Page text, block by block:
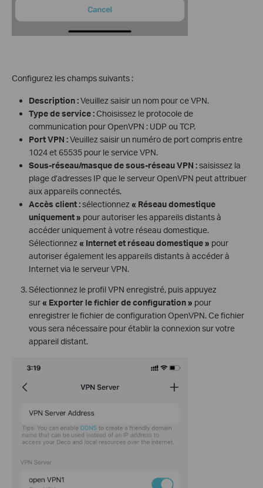
Configurez les champs suivants :
Description :Veuillez saisir un nom pour ce VPN.
Type de service :Choisissez le protocole de
communication pour OpenVPN : UDP ou TCP.
Port VPN :Veuillez saisir un numéro de port compris entre
1024 et 65535 pour le service VPN.
Sous-réseau/masque de sous-réseau VPN :saisissez la
plage d’adresses IP que le serveur OpenVPN peut attribuer
aux appareils connectés.
Accès client :sélectionnez « Réseau domestique
uniquement » pour autoriser les appareils distants à
accéder uniquement à votre réseau domestique.
Sélectionnez « Internet et réseau domestique » pour
autoriser également les appareils distants à accéder à
Internet via le serveur VPN.
Sélectionnez le profil VPN enregistré, puis appuyez
sur« Exporter le fichier de configuration » pour
enregistrer le fichier de configuration OpenVPN. Ce fichier
vous sera nécessaire pour établir la connexion sur votre
appareil distant.